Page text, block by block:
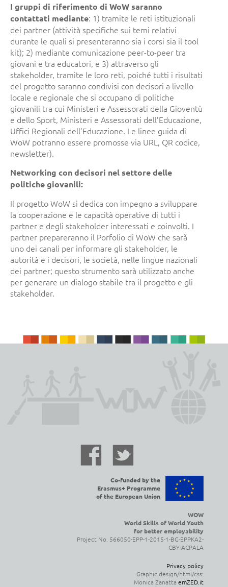
I gruppi di riferimento di WoW saranno
contattati mediante: 1) tramite le reti istituzionali
dei partner (attività specifiche sui temi relativi
durante le quali si presenteranno sia i corsi sia il tool
kit); 2) mediante comunicazione peer-to-peer tra
giovani e tra educatori, e 3) attraverso gli
stakeholder, tramite le loro reti, poiché tutti i risultati
del progetto saranno condivisi con decisori a livello
locale e regionale che si occupano di politiche
giovanili tra cui Ministeri e Assessorati della Gioventù
e dello Sport, Ministeri e Assessorati dell’Educazione,
Uffici Regionali dell’Educazione. Le linee guida di
WoW potranno essere promosse via URL, QR codice,
newsletter).
Networking con decisori nel settore delle
politiche giovanili:
Il progetto WoW si dedica con impegno a sviluppare
la cooperazione e le capacità operative di tutti i
partner e degli stakeholder interessati e coinvolti. I
partner prepareranno il Porfolio di WoW che sarà
uno dei canali per informare gli stakeholder, le
autorità e i decisori, le società, nelle lingue nazionali
dei partner; questo strumento sarà utilizzato anche
per generare un dialogo stabile tra il progetto e gli
stakeholder.
Co-funded by the
Erasmus+ Programme
of the European Union
WOW
World Skills of World Youth
for better employability
Project No. 566050-EPP-1-2015-1-BG-EPPKA2-
CBY-ACPALA
Privacy policy
Graphic design/html/css:
Monica Zanatta emZED.it